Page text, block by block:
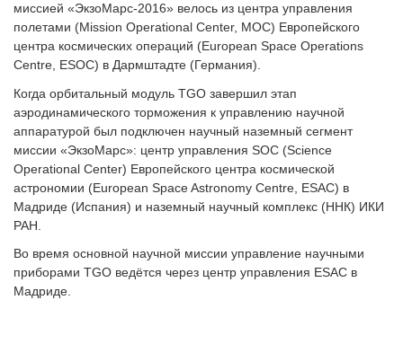
миссией «ЭкзоМарс-2016» велось из центра управления
полетами (Mission Operational Center, MOC) Европейского
центра космических операций (European Space Operations
Centre, ESOC) в Дармштадте (Германия).
Когда орбитальный модуль TGO завершил этап
аэродинамического торможения к управлению научной
аппаратурой был подключен научный наземный сегмент
миссии «ЭкзоМарс»: центр управления SOC (Science
Operational Center) Европейского центра космической
астрономии (European Space Astronomy Centre, ESAC) в
Мадриде (Испания) и наземный научный комплекс (ННК) ИКИ
РАН.
Во время основной научной миссии управление научными
приборами TGO ведётся через центр управления ESAC в
Мадриде.